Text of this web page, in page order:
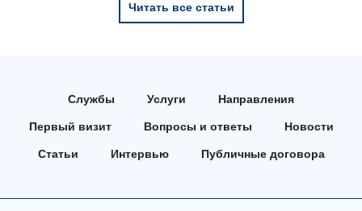
Детская оториноларингология
Читать все статьи
Службы Услуги Направления
Первый визит Вопросы и ответы Новости
Статьи Интервью Публичные договора